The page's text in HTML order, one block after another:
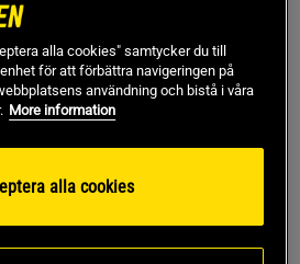
Fri retur 14 dagars ångerrätt
med denna Borg Oversized
alla cookies" samtycker du till
för att förbättra navigeringen på
användning och bistå i våra
More information
alla cookies